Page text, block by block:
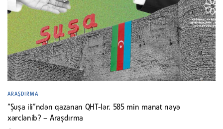
ARAŞDIRMA
“Şuşa ili”ndən qazanan QHT-lər. 585 min manat nəyə
xərclənib? – Araşdırma